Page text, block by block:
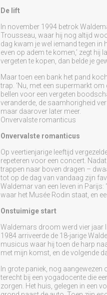
De lift
In november 1994 betrok
Trousseau, waar hij nog altijd
dag kwam je wel iemand tegen
even op adem te komen,’ zegt hij
vergeten te kopen, dan belde je
Maar toen een bank het pand
trap. ‘Nu, met een supermarkt
bellen voor een vergeten
veranderde, de saamhorigheid
maar daarover later meer.
Onvervalste romanticus
Onvervalste romanticus
Op veertienjarige leeftijd
repeteren voor een concert.
trappen naar boven dragen –
tot op de dag van vandaag zijn
Waldemar van een leven in
waar het Musée Rodin staat, en
Onstuimige start
Waldemars droom werd vier jaar
1984 arriveerde de 18-jarige
musicus waar hij toen de harp
met mijn komst, en de volgende
In grote paniek, nog
terecht bij een yogadocente die
zorgen. Het huis, gelegen in een